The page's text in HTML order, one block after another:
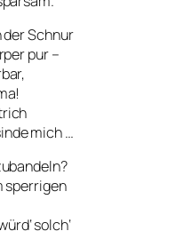
der Schnur
pur –
mich …
sperrigen
solch‘